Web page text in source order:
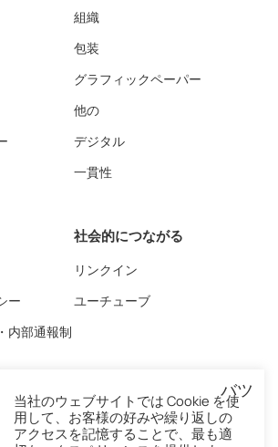
組織
包装
グラフィックペーパー
他の
デジタル
一貫性
ー
内部通報制
テム
社会的につながる
リンクイン
ユーチューブ
バツ
当社のウェブサイトでは Cookie を使
用して、お客様の好みや繰り返しの
アクセスを記憶することで、最も適